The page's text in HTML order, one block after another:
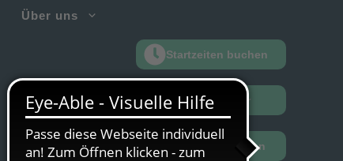
Über uns
Startzeiten buchen
Turnierkalender
Golfspielen lernen